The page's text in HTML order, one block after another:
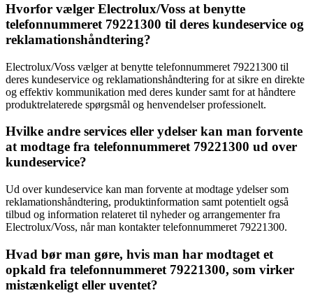
Hvorfor vælger Electrolux/Voss at benytte
telefonnummeret 79221300 til deres kundeservice og
reklamationshåndtering?
Electrolux/Voss vælger at benytte telefonnummeret 79221300 til
deres kundeservice og reklamationshåndtering for at sikre en direkte
og effektiv kommunikation med deres kunder samt for at håndtere
produktrelaterede spørgsmål og henvendelser professionelt.
Hvilke andre services eller ydelser kan man forvente
at modtage fra telefonnummeret 79221300 ud over
kundeservice?
Ud over kundeservice kan man forvente at modtage ydelser som
reklamationshåndtering, produktinformation samt potentielt også
tilbud og information relateret til nyheder og arrangementer fra
Electrolux/Voss, når man kontakter telefonnummeret 79221300.
Hvad bør man gøre, hvis man har modtaget et
opkald fra telefonnummeret 79221300, som virker
mistænkeligt eller uventet?